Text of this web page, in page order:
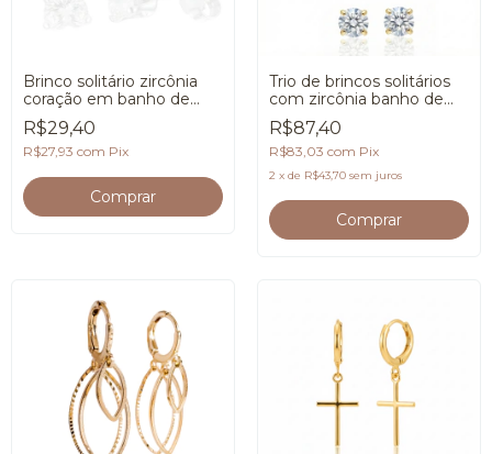
Brinco solitário zircônia
coração em banho de
Prata 925
R$29,40
R$27,93 com Pix
Trio de brincos solitários
com zircônia banho de
Ouro 18k
R$87,40
R$83,03 com Pix
2 x de R$43,70 sem juros